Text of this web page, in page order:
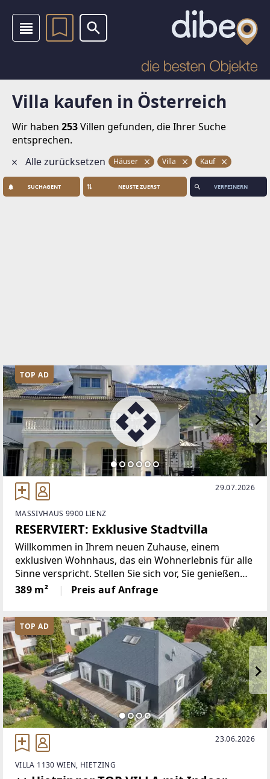
Villa kaufen in Österreich
Wir haben 253Villen gefunden, die Ihrer Suche
entsprechen.
Alle zurücksetzen
Häuser Villa Kauf
SUCHAGENT VERFEINERN
TOP AD
29.07.2026
MASSIVHAUS 9900 LIENZ
RESERVIERT: Exklusive Stadtvilla
Willkommen in Ihrem neuen Zuhause, einem
exklusiven Wohnhaus, das ein Wohnerlebnis für alle
Sinne verspricht. Stellen Sie sich vor, Sie genießen
täglich den atemberaubenden Blick auf die
majestätische Lienzer Bergwelt und die imposanten
Dolomiten. Hier,
389 m² Preis auf Anfrage
TOP AD
23.06.2026
VILLA 1130 WIEN, HIETZING